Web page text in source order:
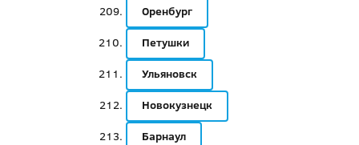
Оренбург
Петушки
Ульяновск
Новокузнецк
Барнаул